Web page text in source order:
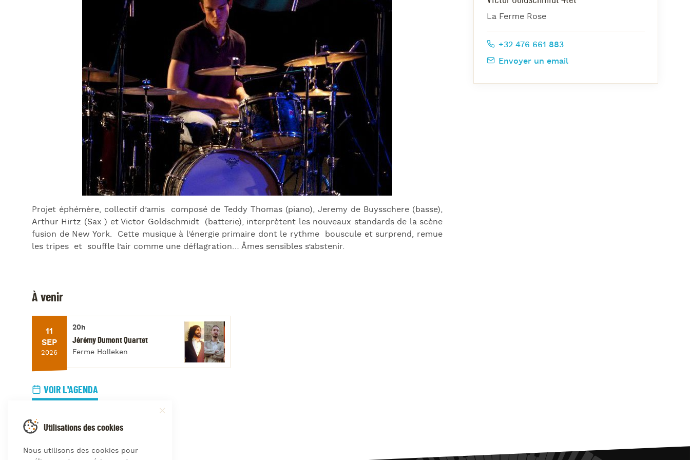
Jazz Nights
Les Midis-Jazz
Jazz au Pavillon
Jazz & Jam at CBG
Projet éphémère, collectif d’amis composé de Teddy Thomas (piano), Jeremy de Buysschere (basse),
Arthur Hirtz (Sax ) et Victor Goldschmidt (batterie), interprètent les nouveaux standards de la scène
fusion de New York. Cette musique à l’énergie primaire dont le rythme bouscule et surprend, remue
les tripes et souffle l’air comme une déflagration… Âmes sensibles s’abstenir.
La Ferme Rose
+32 476 661 883
Envoyer un email
À venir
11
SEP
2026
20h
Jérémy Dumont Quartet
Ferme Holleken
VOIR L'AGENDA
Utilisations des cookies
Nous utilisons des cookies pour